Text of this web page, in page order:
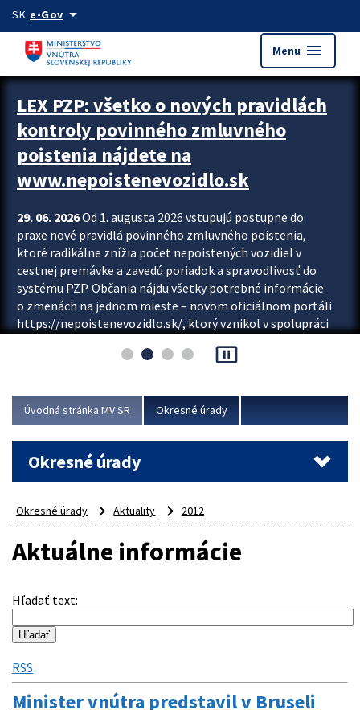
Preskocit na hlavný obsah
SK e-Govarrow_drop_down
Menu menu
Zastavit automatický posun upútavok
LEX PZP: všetko o nových pravidlách
kontroly povinného zmluvného
poistenia nájdete na
www.nepoistenevozidlo.sk
29. 06. 2026Od 1. augusta 2026 vstupujú postupne do
praxe nové pravidlá povinného zmluvného poistenia,
ktoré radikálne znížia počet nepoistených vozidiel v
cestnej premávke a zavedú poriadok a spravodlivosť do
systému PZP. Občania nájdu všetky potrebné informácie
o zmenách na jednom mieste – novom oficiálnom portáli
https://nepoistenevozidlo.sk/, ktorý vznikol v spolupráci
asociácie poisťovní (SLASPO) a Ministerstva vnútra SR.
Viac
pause_presentation
Úvodná stránka MV SR Okresné úrady
Okresné úrady
Okresné úrady Aktuality 2012
Aktuálne informácie
Hľadať text:
RSS
Minister vnútra predstavil v Bruseli